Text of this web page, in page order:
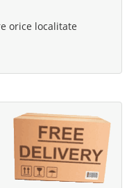
orice localitate